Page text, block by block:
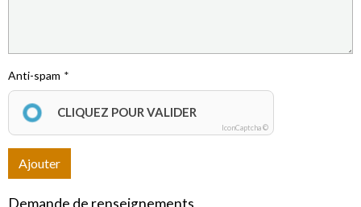
Anti-spam
CLIQUEZ POUR VALIDER
IconCaptcha ©
Ajouter
Demande de renseignements